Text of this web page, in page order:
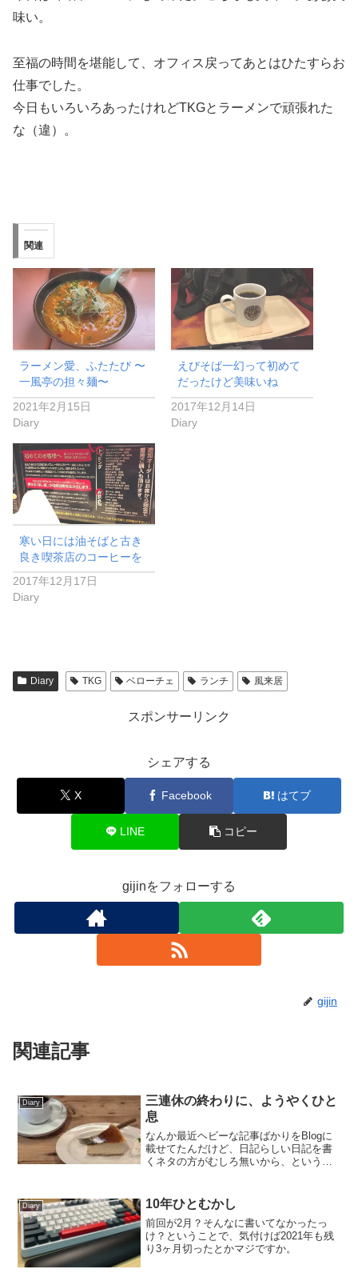
味い。
至福の時間を堪能して、オフィス戻ってあとはひたすらお
仕事でした。
今日もいろいろあったけれどTKGとラーメンで頑張れた
な（違）。
関連
ラーメン愛、ふたたび 〜
一風亭の担々麺〜
2021年2月15日
Diary
えびそば一幻って初めて
だったけど美味いね
2017年12月14日
Diary
寒い日には油そばと古き
良き喫茶店のコーヒーを
2017年12月17日
Diary
Diary TKG ベローチェ ランチ 風来居
スポンサーリンク
シェアする
X Facebook はてブ
LINE コピー
gijinをフォローする
gijin
関連記事
Diary
三連休の終わりに、ようやくひと
息
なんか最近ヘビーな記事ばかりをBlogに
載せてたんだけど、日記らしい日記を書
くネタの方がむしろ無いから、という悲
な、と思ったのでした。少しでも日記を
楽しく書けるくらいに...
Diary 10年ひとむかし
前回が2月？そんなに書いてなかったっ
け？ということで、気付けば2021年も残
り3ヶ月切ったとかマジですか。